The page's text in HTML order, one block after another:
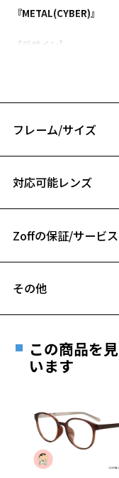
『METAL(CYBER)』
【デザイン】
を施した遊び心のある
【カラー】
ZY242013-14F1：マルチ
ZY242013-17F1：スタ
ZY242013-72F1：カジュ
ワンランク上のアイウェ
※アウトレット商品は
ズ、汚れなどがあるB級
フレーム/サイズ
B ブリッジ(鼻部分)の
お持ちのZoff
対応可能レンズ
フレームとレ
Zoffの保証/サービス
安心1 フレー
きます。
※保証期間内に交
延長されません。
その他
ご希望のお客さまは
最寄りのZoff実店舗
※サングラスやパッ
談ください。
＜メガネの度数情報が
この商品を
います